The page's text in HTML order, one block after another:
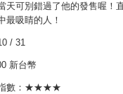
天可別錯過了他的發售喔！
最吸睛的人！
/ 31
新台幣
指數：★★★★